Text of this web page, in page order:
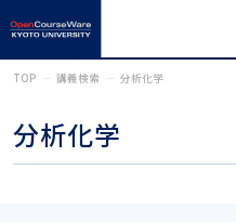
TOP 講義検索 分析化学
分析化学